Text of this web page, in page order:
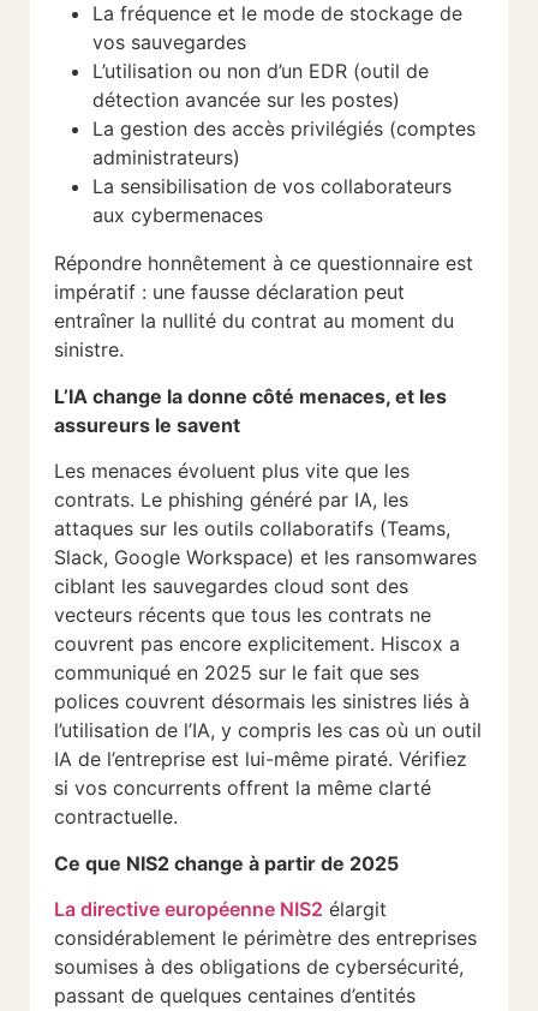
La fréquence et le mode de stockage de
vos sauvegardes
L’utilisation ou non d’un EDR (outil de
détection avancée sur les postes)
La gestion des accès privilégiés (comptes
administrateurs)
La sensibilisation de vos collaborateurs
aux cybermenaces
Répondre honnêtement à ce questionnaire est
impératif : une fausse déclaration peut
entraîner la nullité du contrat au moment du
sinistre.
L’IA change la donne côté menaces, et les
assureurs le savent
Les menaces évoluent plus vite que les
contrats. Le phishing généré par IA, les
attaques sur les outils collaboratifs (Teams,
Slack, Google Workspace) et les ransomwares
ciblant les sauvegardes cloud sont des
vecteurs récents que tous les contrats ne
couvrent pas encore explicitement. Hiscox a
communiqué en 2025 sur le fait que ses
polices couvrent désormais les sinistres liés à
l’utilisation de l’IA, y compris les cas où un outil
IA de l’entreprise est lui-même piraté. Vérifiez
si vos concurrents offrent la même clarté
contractuelle.
Ce que NIS2 change à partir de 2025
La directive européenne NIS2 élargit
considérablement le périmètre des entreprises
soumises à des obligations de cybersécurité,
passant de quelques centaines d’entités